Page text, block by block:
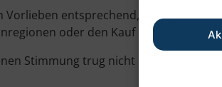
Vorlieben entsprechend, Rot-, Rose´-
oder den Kauf einer
Stimmung trug nicht nur der Wein,